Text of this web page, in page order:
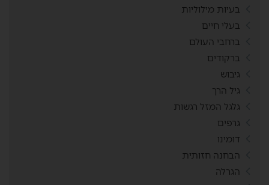
בעיות מילוליות
בעלי חיים
ברחבי העולם
ברקודים
גיבוש
גיל הרך
גלגל המזל רגשות
גרפים
דומינו
הבחנה חזותית
הגרלה